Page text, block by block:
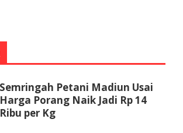
Semringah Petani Madiun Usai
Harga Porang Naik Jadi Rp 14
Ribu per Kg